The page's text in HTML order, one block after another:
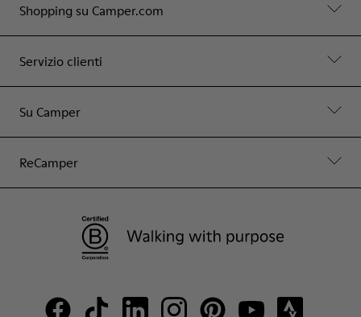
Shopping su Camper.com
Servizio clienti
Su Camper
ReCamper